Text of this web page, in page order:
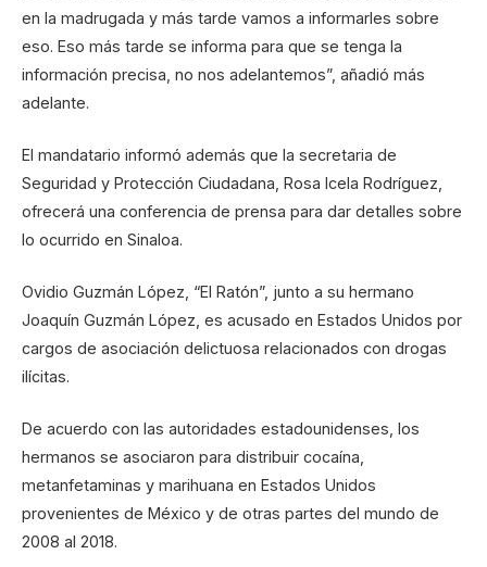
en la madrugada y más tarde vamos a informarles sobre
eso. Eso más tarde se informa para que se tenga la
información precisa, no nos adelantemos”, añadió más
adelante.
El mandatario informó además que la secretaria de
Seguridad y Protección Ciudadana, Rosa Icela Rodríguez,
ofrecerá una conferencia de prensa para dar detalles sobre
lo ocurrido en Sinaloa.
Ovidio Guzmán López, “El Ratón”, junto a su hermano
Joaquín Guzmán López, es acusado en Estados Unidos por
cargos de asociación delictuosa relacionados con drogas
ilícitas.
De acuerdo con las autoridades estadounidenses, los
hermanos se asociaron para distribuir cocaína,
metanfetaminas y marihuana en Estados Unidos
provenientes de México y de otras partes del mundo de
2008 al 2018.